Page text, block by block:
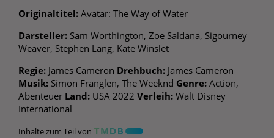
Originaltitel: Avatar: The Way of Water
Darsteller: Sam Worthington, Zoe Saldana, Sigourney
Weaver, Stephen Lang, Kate Winslet
Regie: James Cameron Drehbuch: James Cameron
Musik: Simon Franglen, The Weeknd Genre: Action,
Abenteuer Land: USA 2022 Verleih: Walt Disney
International
Inhalte zum Teil von